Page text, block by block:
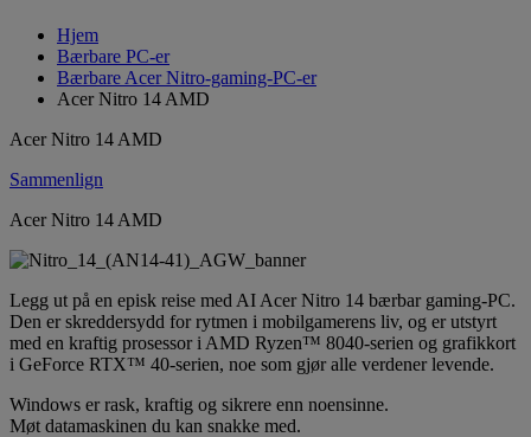
Hjem
Bærbare PC-er
Bærbare Acer Nitro-gaming-PC-er
Acer Nitro 14 AMD
Acer Nitro 14 AMD
Sammenlign
Acer Nitro 14 AMD
Legg ut på en episk reise med AI Acer Nitro 14 bærbar gaming-PC.
Den er skreddersydd for rytmen i mobilgamerens liv, og er utstyrt
med en kraftig prosessor i AMD Ryzen™ 8040-serien og grafikkort
i GeForce RTX™ 40-serien, noe som gjør alle verdener levende.
Windows er rask, kraftig og sikrere enn noensinne.
Møt datamaskinen du kan snakke med.